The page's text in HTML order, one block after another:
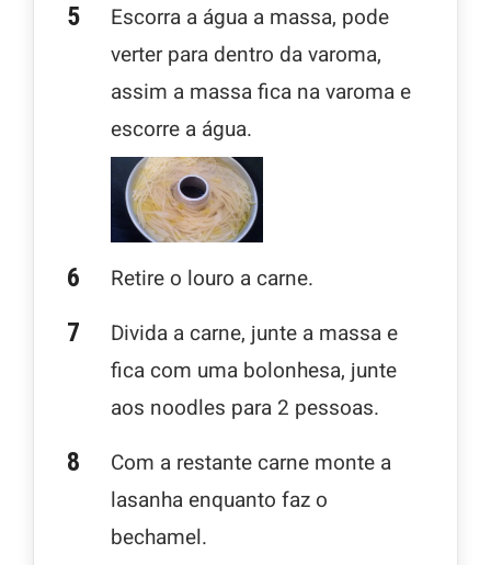
Escorra a água a massa, pode
verter para dentro da varoma,
assim a massa fica na varoma e
escorre a água.
Retire o louro a carne.
Divida a carne, junte a massa e
fica com uma bolonhesa, junte
aos noodles para 2 pessoas.
Com a restante carne monte a
lasanha enquanto faz o
bechamel.